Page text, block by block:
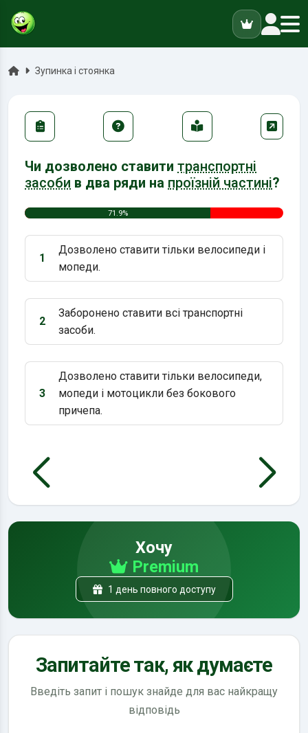
ГоловнаЗупинка і стоянка
Чи дозволено ставити транспортні
засоби в два ряди на проїзній частині?
71.9%
Варіант 1:
1
Дозволено ставити тільки велосипеди і
мопеди.
Варіант 2:
2
Заборонено ставити всі транспортні
засоби.
Варіант 3:
3
Дозволено ставити тільки велосипеди,
мопеди і мотоцикли без бокового
причепа.
Хочу
Premium
1 день повного доступу
Запитайте так, як думаєте
Введіть запит і пошук знайде для вас найкращу
відповідь